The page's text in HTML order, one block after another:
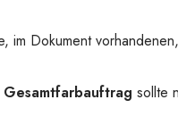
im Dokument
Gesamtfarbauftrag sollte